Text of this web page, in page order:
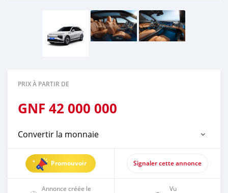
PRIX À PARTIR DE
GNF 42 000 000
Convertir la monnaie
Promouvoir Signaler cette annonce
Annonce créée le
Vu